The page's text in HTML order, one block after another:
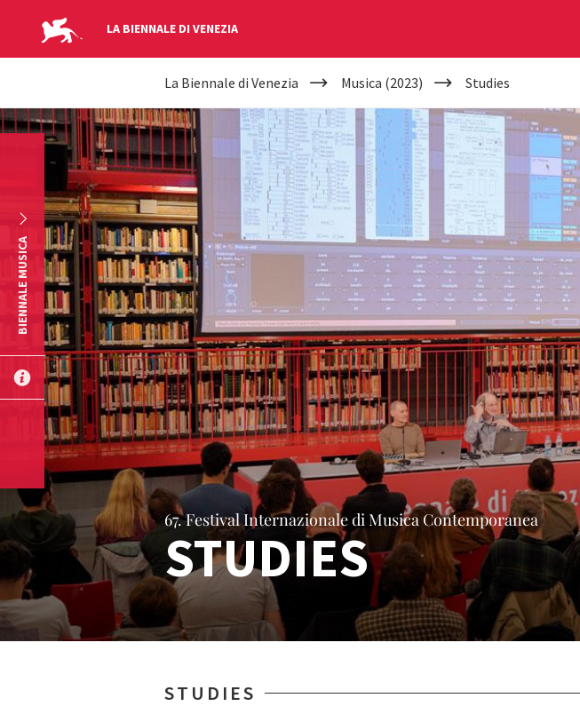
LA BIENNALE DI VENEZIA
YOUR
ARE
HERE
La Biennale di Venezia Musica (2023) Studies
67. Festival Internazionale di Musica Contemporanea
STUDIES
STUDIES
BIENNALE MUSICA